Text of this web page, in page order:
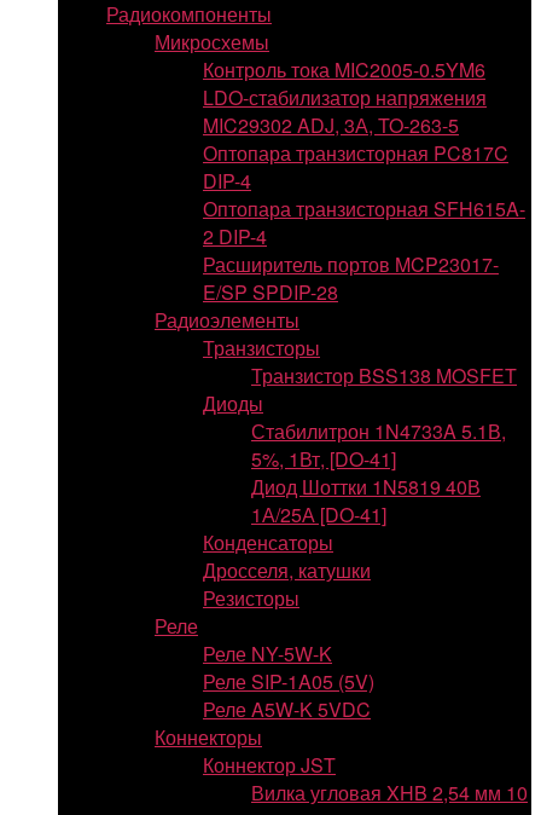
Радиокомпоненты
Микросхемы
Контроль тока MIC2005-0.5YM6
LDO-стабилизатор напряжения
MIC29302 ADJ, 3А, TO-263-5
Оптопара транзисторная PC817C
DIP-4
Оптопара транзисторная SFH615A-
2 DIP-4
Расширитель портов MCP23017-
E/SP SPDIP-28
Радиоэлементы
Транзисторы
Транзистор BSS138 MOSFET
Диоды
Стабилитрон 1N4733A 5.1В,
5%, 1Вт, [DO-41]
Диод Шоттки 1N5819 40В
1А/25А [DO-41]
Конденсаторы
Дросселя, катушки
Резисторы
Реле
Реле NY-5W-K
Реле SIP-1A05 (5V)
Реле A5W-K 5VDC
Коннекторы
Коннектор JST
Вилка угловая XHB 2,54 мм 10